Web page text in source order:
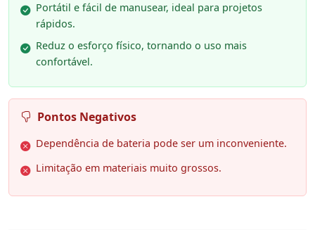
Portátil e fácil de manusear, ideal para projetos
rápidos.
Reduz o esforço físico, tornando o uso mais
confortável.
Pontos Negativos
Dependência de bateria pode ser um inconveniente.
Limitação em materiais muito grossos.